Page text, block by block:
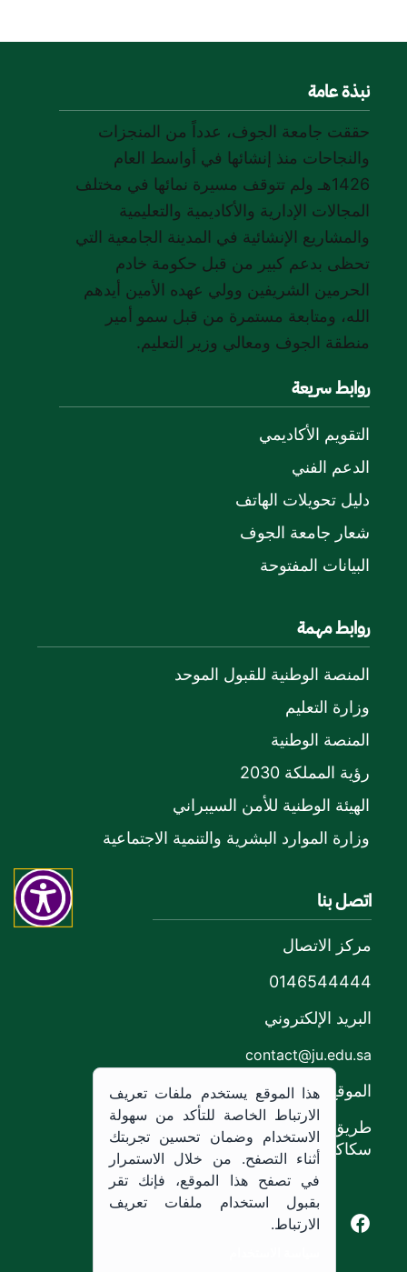
نبذة عامة
حققت جامعة الجوف، عدداً من المنجزات
والنجاحات منذ إنشائها في أواسط العام
1426هـ ولم تتوقف مسيرة نمائها في مختلف
المجالات الإدارية والأكاديمية والتعليمية
والمشاريع الإنشائية في المدينة الجامعية التي
تحظى بدعم كبير من قبل حكومة خادم
الحرمين الشريفين وولي عهده الأمين أيدهم
الله، ومتابعة مستمرة من قبل سمو أمير
منطقة الجوف ومعالي وزير التعليم.
روابط سريعة
التقويم الأكاديمي
الدعم الفني
دليل تحويلات الهاتف
شعار جامعة الجوف
البيانات المفتوحة
روابط مهمة
المنصة الوطنية للقبول الموحد
وزارة التعليم
المنصة الوطنية
رؤية المملكة 2030
الهيئة الوطنية للأمن السيبراني
وزارة الموارد البشرية والتنمية الاجتماعية
اتصل بنا
مركز الاتصال
0146544444
البريد الإلكتروني
contact@ju.edu.sa
الموقع
طريق الملك خالد،
سكاكا, المملكة العربية السعودية.
Facebook of Jouf University
X of Jouf University
هذا الموقع يستخدم ملفات تعريف
الارتباط الخاصة للتأكد من سهولة
الاستخدام وضمان تحسين تجربتك
أثناء التصفح. من خلال الاستمرار
في تصفح هذا الموقع، فإنك تقر
بقبول استخدام ملفات تعريف
الارتباط.